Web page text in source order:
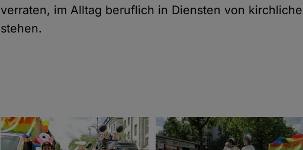
verraten, im Alltag beruflich in Diensten von
stehen.